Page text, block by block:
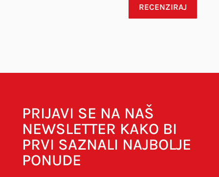
RECENZIRAJ
PRIJAVI SE NA NAŠ
NEWSLETTER KAKO BI
PRVI SAZNALI NAJBOLJE
PONUDE